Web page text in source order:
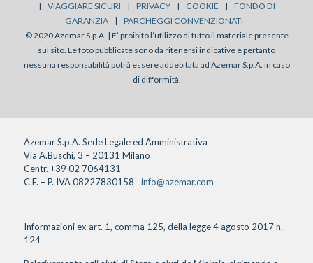
|
VIAGGIARE SICURI | PRIVACY | COOKIE |
FONDO DI
GARANZIA
|
PARCHEGGI CONVENZIONATI
© 2020 Azemar S.p.A. | E’ proibito l’utilizzo di tutto il materiale presente
sul sito. Le foto pubblicate sono da ritenersi indicative e pertanto
nessuna responsabilità potrà essere addebitata ad Azemar S.p.A. in caso
di difformità.
Azemar S.p.A. Sede Legale ed Amministrativa
Via A.Buschi, 3 – 20131 Milano
Centr. +39 02 7064131
C.F. – P. IVA 08227830158
info@azemar.com
Informazioni ex art. 1, comma 125, della legge 4 agosto 2017 n.
124